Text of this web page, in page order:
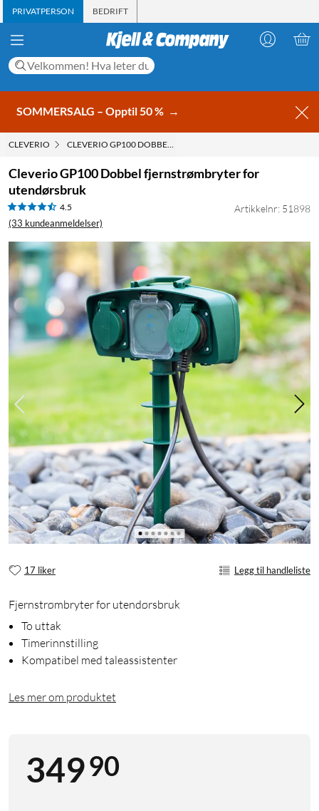
PRIVATPERSON BEDRIFT
SOMMERSALG – Opptil 50 % →
CLEVERIO CLEVERIO GP100 DOBBEL FJERNSTRØMBRYTER FOR
Cleverio GP100 Dobbel fjernstrømbryter for
utendørsbruk
4.5
(33 kundeanmeldelser)
Artikkelnr: 51898
17 liker Legg til handleliste
Fjernstrømbryter for utendørsbruk
To uttak
Timerinnstilling
Kompatibel med taleassistenter
Les mer om produktet
34990